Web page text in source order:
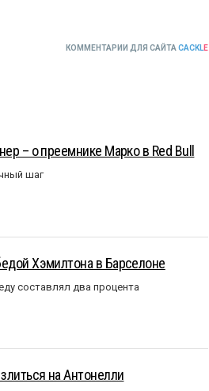
КОММЕНТАРИИ ДЛЯ САЙТАCACKLE
– о преемнике Марко в Red Bull
шаг
Хэмилтона в Барселоне
составлял два процента
на Антонелли